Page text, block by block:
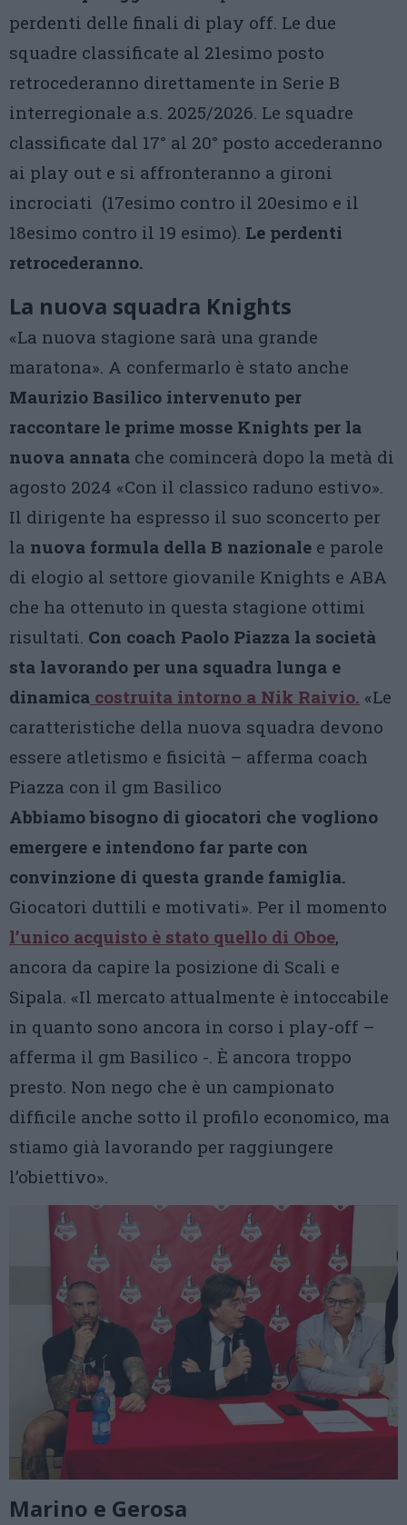
perdenti delle finali di play off. Le due
squadre classificate al 21esimo posto
retrocederanno direttamente in Serie B
interregionale a.s. 2025/2026. Le squadre
classificate dal 17° al 20° posto accederanno
ai play out e si affronteranno a gironi
incrociati (17esimo contro il 20esimo e il
18esimo contro il 19 esimo). Le perdenti
retrocederanno.
La nuova squadra Knights
«La nuova stagione sarà una grande
maratona». A confermarlo è stato anche
Maurizio Basilico intervenuto per
raccontare le prime mosse Knights per la
nuova annata che comincerà dopo la metà di
agosto 2024 «Con il classico raduno estivo».
Il dirigente ha espresso il suo sconcerto per
la nuova formula della B nazionale e parole
di elogio al settore giovanile Knights e ABA
che ha ottenuto in questa stagione ottimi
risultati. Con coach Paolo Piazza la società
sta lavorando per una squadra lunga e
dinamica costruita intorno a Nik Raivio. «Le
caratteristiche della nuova squadra devono
essere atletismo e fisicità – afferma coach
Piazza con il gm Basilico
Abbiamo bisogno di giocatori che vogliono
emergere e intendono far parte con
convinzione di questa grande famiglia.
Giocatori duttili e motivati». Per il momento
l’unico acquisto è stato quello di Oboe,
ancora da capire la posizione di Scali e
Sipala. «Il mercato attualmente è intoccabile
in quanto sono ancora in corso i play-off –
afferma il gm Basilico -. È ancora troppo
presto. Non nego che è un campionato
difficile anche sotto il profilo economico, ma
stiamo già lavorando per raggiungere
l’obiettivo».
Marino e Gerosa